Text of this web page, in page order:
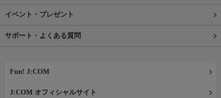
イベント・プレゼント
サポート・よくある質問
Fun! J:COM
J:COM オフィシャルサイト